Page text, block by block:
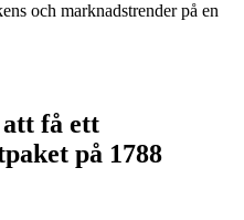
och marknadstrender på en
få ett
på 1788